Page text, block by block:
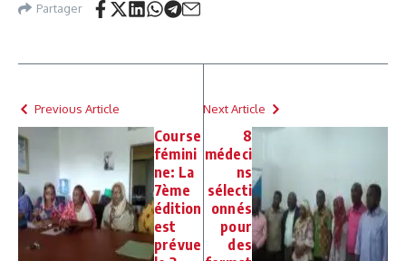
Partager
Previous Article
Course
fémini
ne: La
7ème
édition
est
prévue
Next Article
8
médeci
ns
sélecti
onnés
pour
des